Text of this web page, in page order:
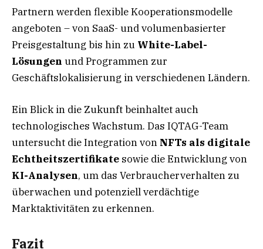
Partnern werden flexible Kooperationsmodelle
angeboten – von SaaS- und volumenbasierter
Preisgestaltung bis hin zu White-Label-
Lösungen und Programmen zur
Geschäftslokalisierung in verschiedenen Ländern.
Ein Blick in die Zukunft beinhaltet auch
technologisches Wachstum. Das IQTAG-Team
untersucht die Integration von NFTs als digitale
Echtheitszertifikate sowie die Entwicklung von
KI-Analysen, um das Verbraucherverhalten zu
überwachen und potenziell verdächtige
Marktaktivitäten zu erkennen.
Fazit